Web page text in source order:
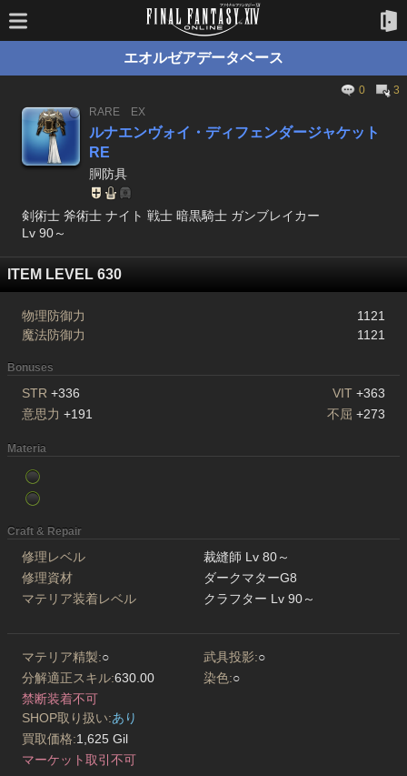
エオルゼアデータベース
0
3
RARE
EX
ルナエンヴォイ・ディフェンダージャケット
RE
胴防具
剣術士 斧術士 ナイト 戦士 暗黒騎士 ガンブレイカー
Lv 90～
ITEM LEVEL 630
物理防御力
1121
魔法防御力
1121
Bonuses
STR +336 VIT +363
意思力 +191 不屈 +273
Materia
Craft & Repair
修理レベル
裁縫師 Lv 80～
修理資材
ダークマターG8
マテリア装着レベル
クラフター Lv 90～
マテリア精製:○ 武具投影:○
分解適正スキル:630.00 染色:○
禁断装着不可
SHOP取り扱い:あり
買取価格:1,625 Gil
マーケット取引不可